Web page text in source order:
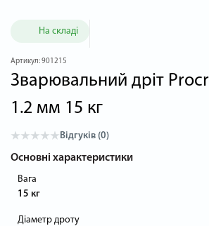
На складі
Артикул:901215
Зварювальний дріт
1.2 мм 15 кг
Відгуків (0)
Основні характеристики
Вага
15 кг
Діаметр дроту